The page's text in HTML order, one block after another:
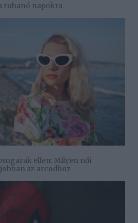
rohanó napokra
ellen: Milyen női
az arcodhoz